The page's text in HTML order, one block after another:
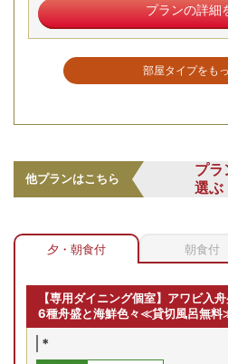
プランの詳細
部屋タイプをも
【和ベッド客室（10畳+広
縁）≪禁煙室≫/例】広々と
ドを配したモダンな空間。バ
ス・トイレ付
他プランはこちら
プラ
選ぶ
夕・朝食付 朝食付
【専用ダイニング個室】アワビ入
6種舟盛と海鮮色々≪貸切風呂無
*